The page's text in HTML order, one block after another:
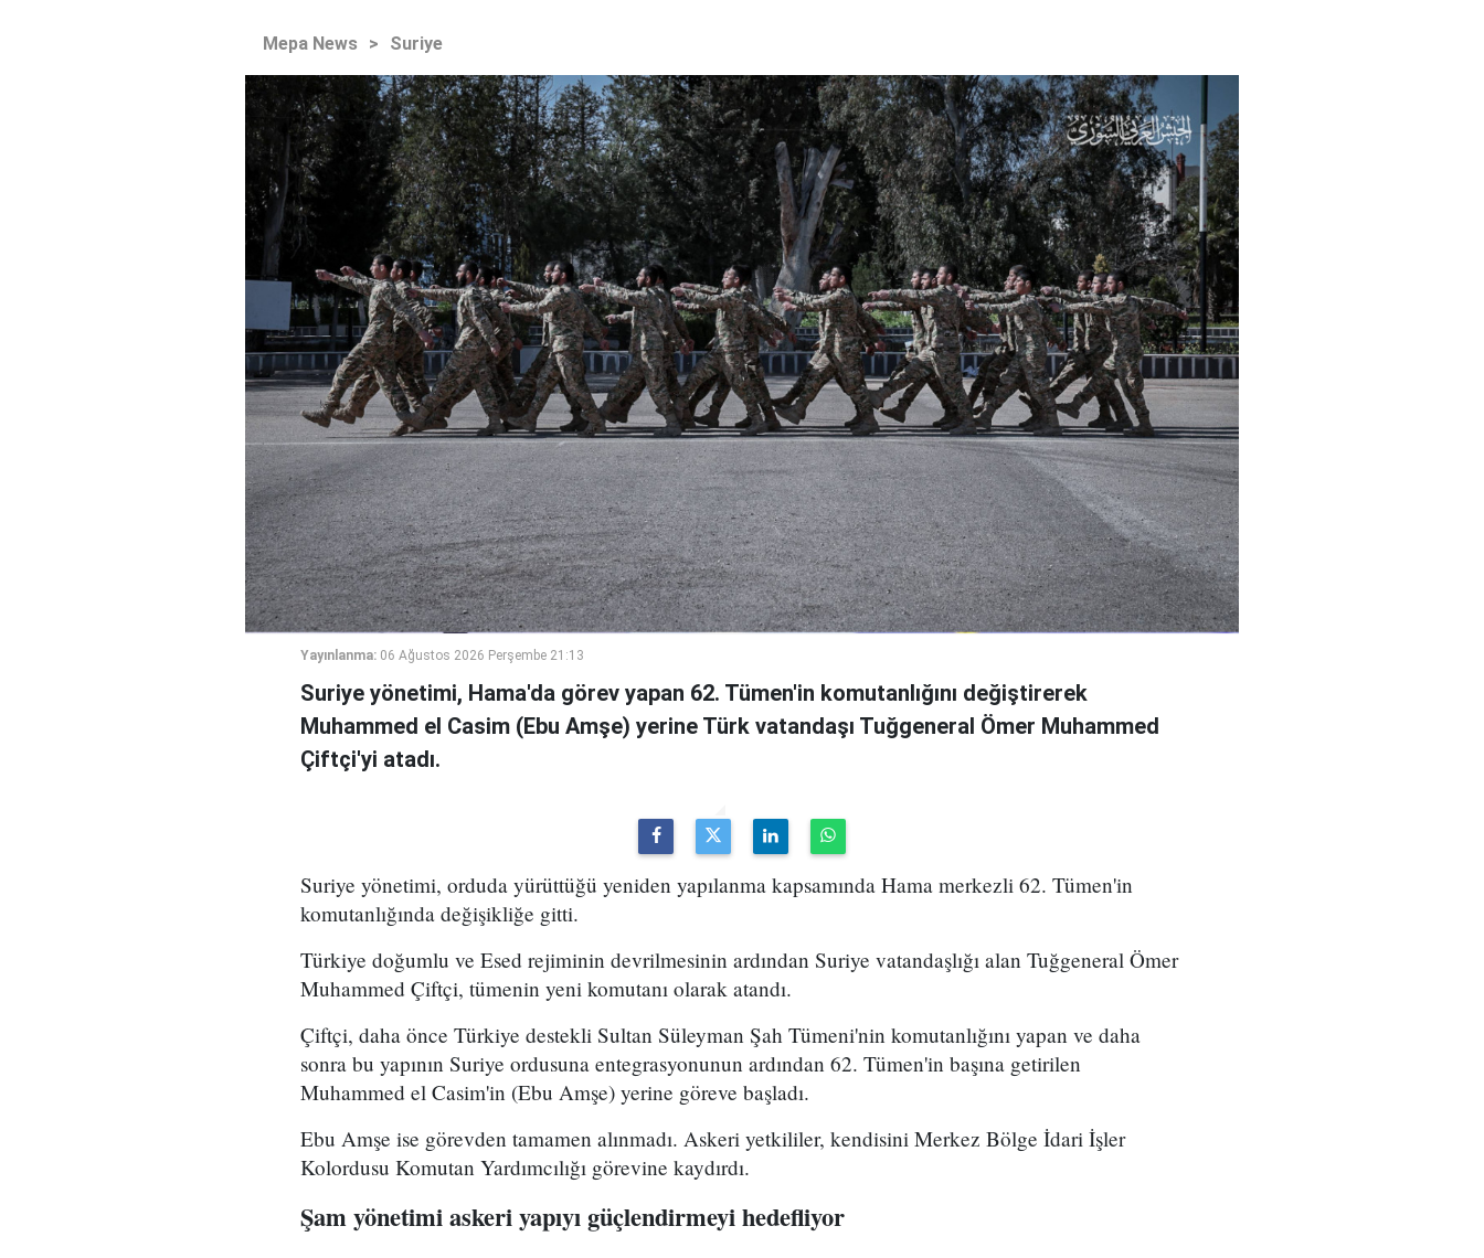
Mepa News > Suriye
Yayınlanma: 06 Ağustos 2026 Perşembe 21:13
Suriye yönetimi, Hama'da görev yapan 62. Tümen'in komutanlığını değiştirerek
Muhammed el Casim (Ebu Amşe) yerine Türk vatandaşı Tuğgeneral Ömer Muhammed
Çiftçi'yi atadı.
Suriye yönetimi, orduda yürüttüğü yeniden yapılanma kapsamında Hama merkezli 62. Tümen'in
komutanlığında değişikliğe gitti.
Türkiye doğumlu ve Esed rejiminin devrilmesinin ardından Suriye vatandaşlığı alan Tuğgeneral Ömer
Muhammed Çiftçi, tümenin yeni komutanı olarak atandı.
Çiftçi, daha önce Türkiye destekli Sultan Süleyman Şah Tümeni'nin komutanlığını yapan ve daha
sonra bu yapının Suriye ordusuna entegrasyonunun ardından 62. Tümen'in başına getirilen
Muhammed el Casim'in (Ebu Amşe) yerine göreve başladı.
Ebu Amşe ise görevden tamamen alınmadı. Askeri yetkililer, kendisini Merkez Bölge İdari İşler
Kolordusu Komutan Yardımcılığı görevine kaydırdı.
Şam yönetimi askeri yapıyı güçlendirmeyi hedefliyor